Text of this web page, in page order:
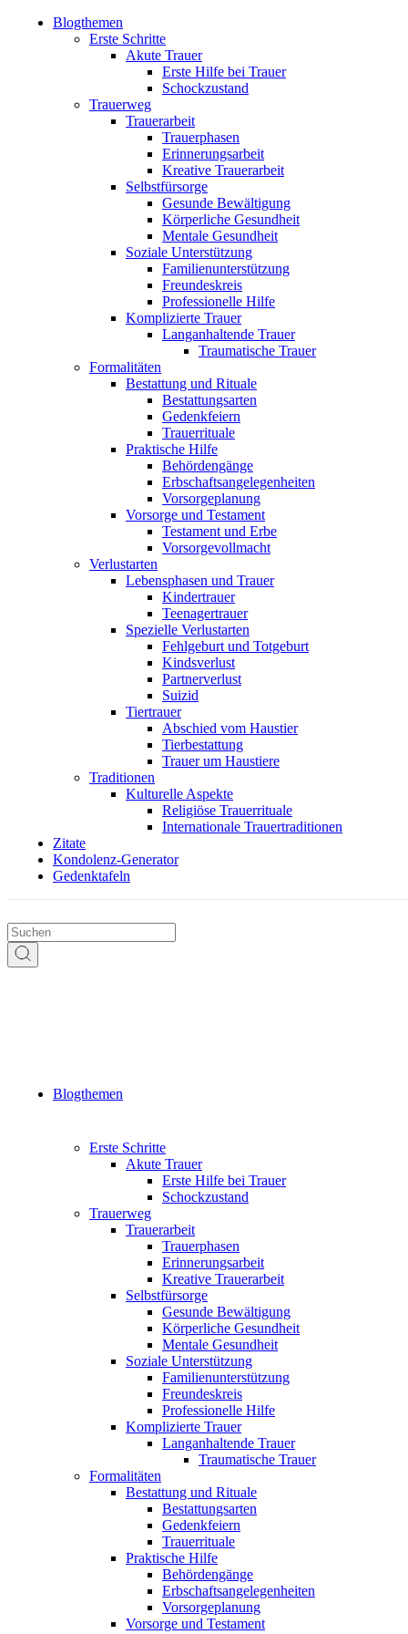
Blogthemen
Erste Schritte
Akute Trauer
Erste Hilfe bei Trauer
Schockzustand
Trauerweg
Trauerarbeit
Trauerphasen
Erinnerungsarbeit
Kreative Trauerarbeit
Selbstfürsorge
Gesunde Bewältigung
Körperliche Gesundheit
Mentale Gesundheit
Soziale Unterstützung
Familienunterstützung
Freundeskreis
Professionelle Hilfe
Komplizierte Trauer
Langanhaltende Trauer
Traumatische Trauer
Formalitäten
Bestattung und Rituale
Bestattungsarten
Gedenkfeiern
Trauerrituale
Praktische Hilfe
Behördengänge
Erbschaftsangelegenheiten
Vorsorgeplanung
Vorsorge und Testament
Testament und Erbe
Vorsorgevollmacht
Verlustarten
Lebensphasen und Trauer
Kindertrauer
Teenagertrauer
Spezielle Verlustarten
Fehlgeburt und Totgeburt
Kindsverlust
Partnerverlust
Suizid
Tiertrauer
Abschied vom Haustier
Tierbestattung
Trauer um Haustiere
Traditionen
Kulturelle Aspekte
Religiöse Trauerrituale
Internationale Trauertraditionen
Zitate
Kondolenz-Generator
Gedenktafeln
Blogthemen
Erste Schritte
Akute Trauer
Erste Hilfe bei Trauer
Schockzustand
Trauerweg
Trauerarbeit
Trauerphasen
Erinnerungsarbeit
Kreative Trauerarbeit
Selbstfürsorge
Gesunde Bewältigung
Körperliche Gesundheit
Mentale Gesundheit
Soziale Unterstützung
Familienunterstützung
Freundeskreis
Professionelle Hilfe
Komplizierte Trauer
Langanhaltende Trauer
Traumatische Trauer
Formalitäten
Bestattung und Rituale
Bestattungsarten
Gedenkfeiern
Trauerrituale
Praktische Hilfe
Behördengänge
Erbschaftsangelegenheiten
Vorsorgeplanung
Vorsorge und Testament